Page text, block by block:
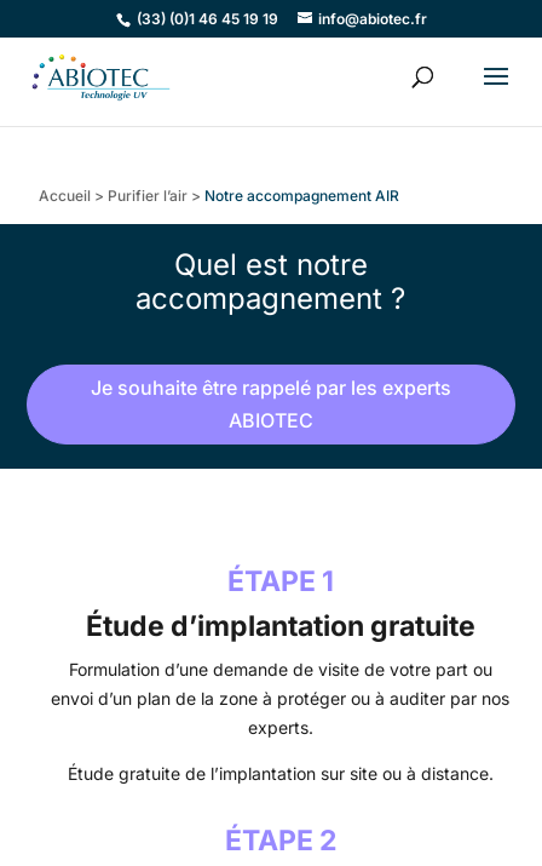
(33) (0)1 46 45 19 19 info@abiotec.fr
Accueil > Purifier l’air > Notre accompagnement AIR
Quel est notre
accompagnement ?
Je souhaite être rappelé par les experts
ABIOTEC
ÉTAPE 1
Étude d’implantation gratuite
Formulation d’une demande de visite de votre part ou
envoi d’un plan de la zone à protéger ou à auditer par nos
experts.
Étude gratuite de l’implantation sur site ou à distance.
ÉTAPE 2